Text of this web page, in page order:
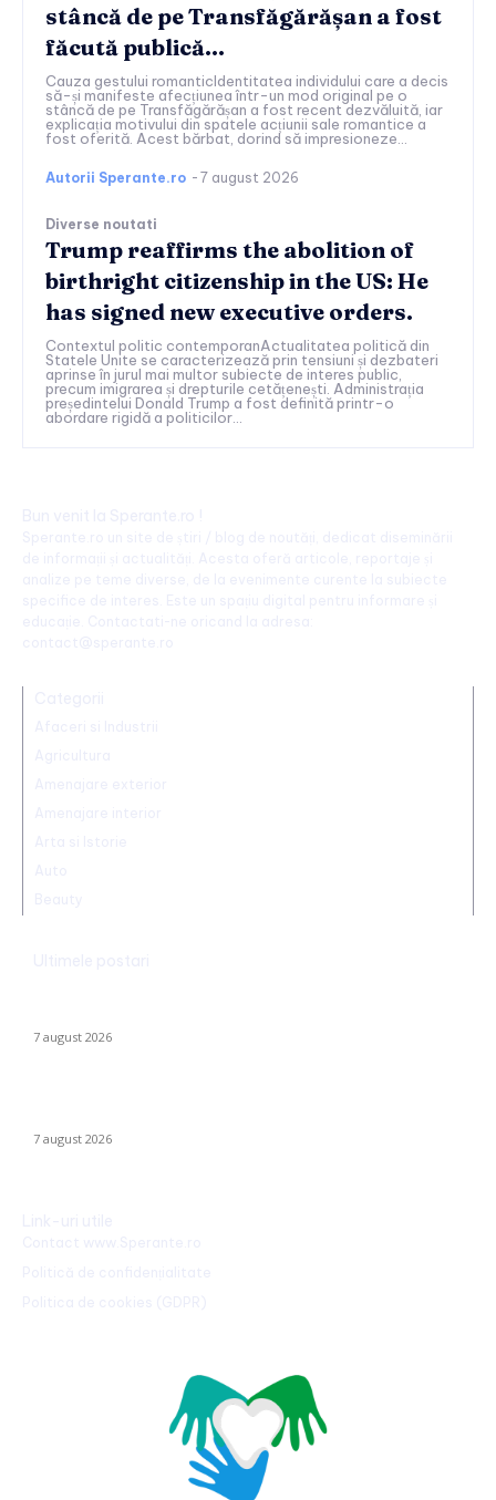
stâncă de pe Transfăgărășan a fost
făcută publică…
Cauza gestului romanticIdentitatea individului care a decis
să-și manifeste afecțiunea într-un mod original pe o
stâncă de pe Transfăgărășan a fost recent dezvăluită, iar
explicația motivului din spatele acțiunii sale romantice a
fost oferită. Acest bărbat, dorind să impresioneze...
Autorii Sperante.ro - 7 august 2026
Diverse noutati
Trump reaffirms the abolition of
birthright citizenship in the US: He
has signed new executive orders.
Contextul politic contemporanActualitatea politică din
Statele Unite se caracterizează prin tensiuni și dezbateri
aprinse în jurul mai multor subiecte de interes public,
precum imigrarea și drepturile cetățenești. Administrația
președintelui Donald Trump a fost definită printr-o
abordare rigidă a politicilor...
7 august 2026
7 august 2026